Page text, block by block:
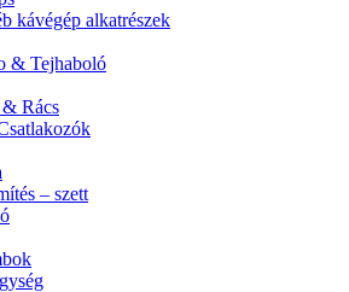
kávégép alkatrészek
& Tejhaboló
Rács
– szett